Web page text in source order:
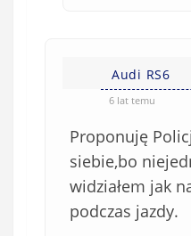
Audi RS6
6 lat temu
Proponuję
siebie,bo
widziałem jak
podczas jazdy.